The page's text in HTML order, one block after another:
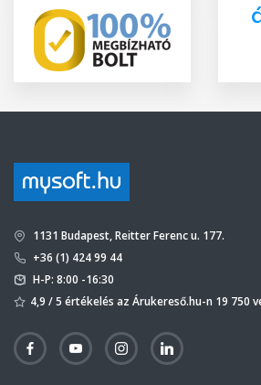
1131 Budapest, Reitter Ferenc u. 177.
+36 (1) 424 99 44
H-P: 8:00 -16:30
4,9 / 5 értékelés az Árukereső.hu-n 19 750